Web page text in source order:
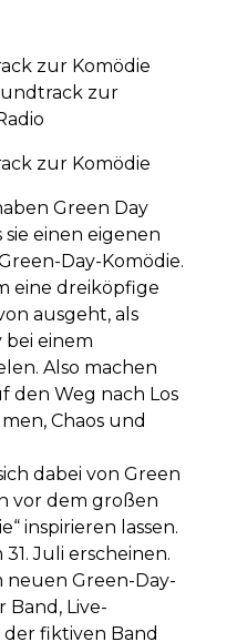
zur Komödie
zur
zur Komödie
Green Day
einen eigenen
Day-Komödie.
eine dreiköpfige
ausgeht, als
bei einem
Also machen
den Weg nach Los
Chaos und
dabei von Green
vor dem großen
inspirieren lassen.
Juli erscheinen.
neuen Green-Day-
Band, Live-
fiktiven Band